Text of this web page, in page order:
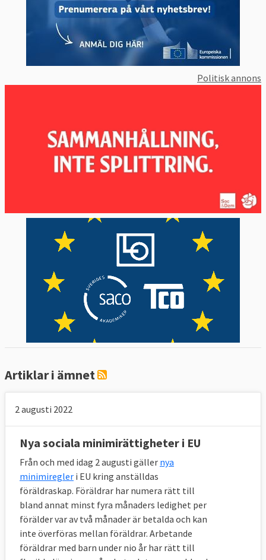
Politisk annons
Artiklar i ämnet
2 augusti 2022
Nya sociala minimirättigheter i EU
Från och med idag 2 augusti gäller nya
minimiregler i EU kring anställdas
föräldraskap. Föräldrar har numera rätt till
bland annat minst fyra månaders ledighet per
förälder var av två månader är betalda och kan
inte överföras mellan föräldrar. Arbetande
föräldrar med barn under nio år har rätt till